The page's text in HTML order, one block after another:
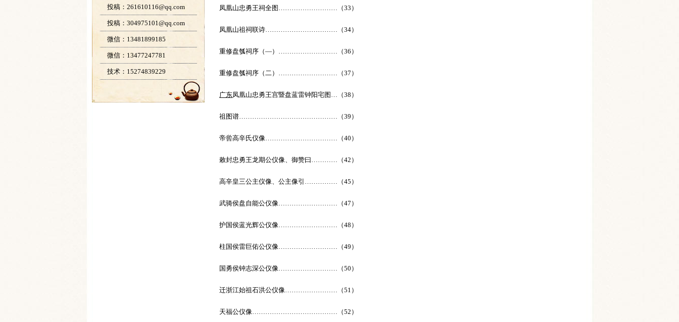
投稿：261610116@qq.com
投稿：304975101@qq.com
微信：13481899185
微信：13477247781
技术：15274839229
凤凰山忠勇王祠全图………………………（33）
凤凰山祖祠联诗……………………………（34）
重修盘瓠祠序（—）………………………（36）
重修盘瓠祠序（二）………………………（37）
广东凤凰山忠勇王宫暨盘蓝雷钟阳宅图…（38）
祖图谱………………………………………（39）
帝喾高辛氏仪像……………………………（40）
敕封忠勇王龙期公仪像、御赞曰…………（42）
高辛皇三公主仪像、公主像引……………（45）
武骑侯盘自能公仪像………………………（47）
护国侯蓝光辉公仪像………………………（48）
柱国侯雷巨佑公仪像………………………（49）
国勇侯钟志深公仪像………………………（50）
迁浙江始祖石洪公仪像……………………（51）
天福公仪像…………………………………（52）